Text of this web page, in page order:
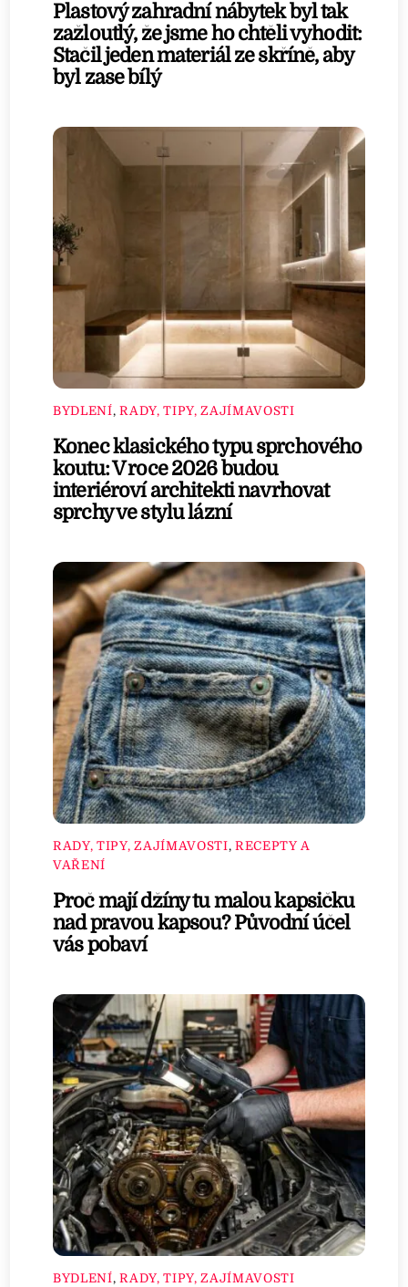
Plastový zahradní nábytek byl tak
zažloutlý, že jsme ho chtěli vyhodit:
Stačil jeden materiál ze skříně, aby
byl zase bílý
BYDLENÍ,RADY, TIPY, ZAJÍMAVOSTI
Konec klasického typu sprchového
koutu: V roce 2026 budou
interiéroví architekti navrhovat
sprchy ve stylu lázní
RADY, TIPY, ZAJÍMAVOSTI, RECEPTY A
VAŘENÍ
Proč mají džíny tu malou kapsičku
nad pravou kapsou? Původní účel
vás pobaví
BYDLENÍ,RADY, TIPY, ZAJÍMAVOSTI